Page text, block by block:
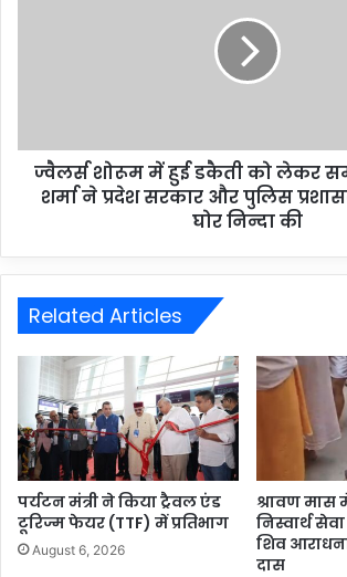
ज्वैलर्स शोरूम में हुई डकैती को लेकर
शर्मा ने प्रदेश सरकार और पुलिस
घोर निन्दा की
Related Articles
पर्यटन मंत्री ने किया ट्रैवल एंड
टूरिज्म फेयर (TTF) में प्रतिभाग
August 6, 2026
श्रावण मास
निस्वार्थ
शिव
दास